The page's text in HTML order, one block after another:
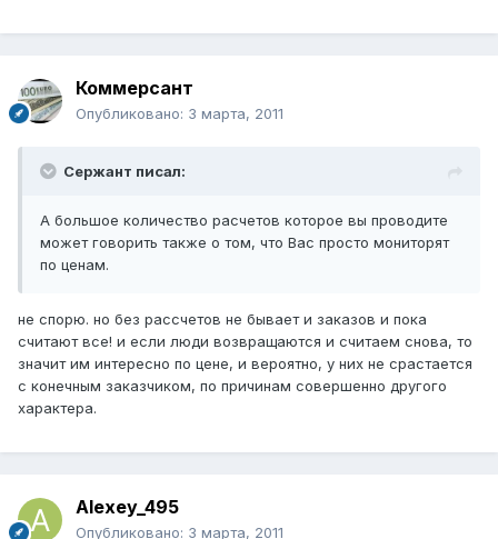
Коммерсант
Опубликовано: 3 марта, 2011
Сержант писал:
А большое количество расчетов которое вы проводите
может говорить также о том, что Вас просто мониторят
по ценам.
не спорю. но без рассчетов не бывает и заказов и пока
считают все! и если люди возвращаются и считаем снова, то
значит им интересно по цене, и вероятно, у них не срастается
с конечным заказчиком, по причинам совершенно другого
характера.
Alexey_495
Опубликовано: 3 марта, 2011